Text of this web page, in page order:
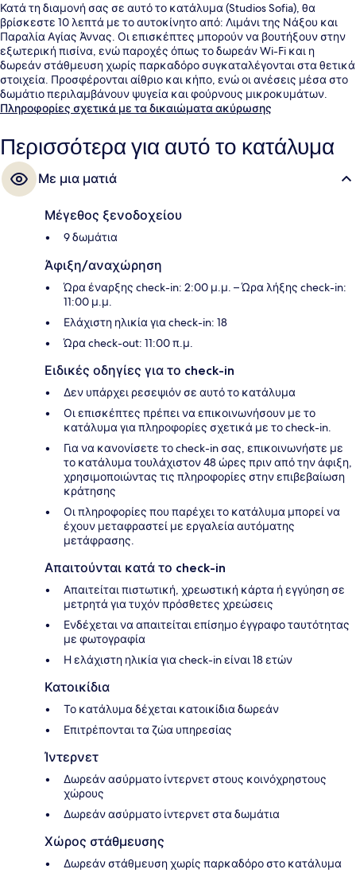
Κατά τη διαμονή σας σε αυτό το κατάλυμα (Studios Sofia), θα
βρίσκεστε 10 λεπτά με το αυτοκίνητο από: Λιμάνι της Νάξου και
Παραλία Αγίας Άννας. Οι επισκέπτες μπορούν να βουτήξουν στην
εξωτερική πισίνα, ενώ παροχές όπως το δωρεάν Wi-Fi και η
δωρεάν στάθμευση χωρίς παρκαδόρο συγκαταλέγονται στα θετικά
στοιχεία. Προσφέρονται αίθριο και κήπο, ενώ οι ανέσεις μέσα στο
δωμάτιο περιλαμβάνουν ψυγεία και φούρνους μικροκυμάτων.
Πληροφορίες σχετικά με τα δικαιώματα ακύρωσης
Περισσότερα για αυτό το κατάλυμα
Με μια ματιά
Μέγεθος ξενοδοχείου
9 δωμάτια
Άφιξη/αναχώρηση
Ώρα έναρξης check-in: 2:00 μ.μ. – Ώρα λήξης check-in:
11:00 μ.μ.
Ελάχιστη ηλικία για check-in: 18
Ώρα check-out: 11:00 π.μ.
Ειδικές οδηγίες για το check-in
Δεν υπάρχει ρεσεψιόν σε αυτό το κατάλυμα
Οι επισκέπτες πρέπει να επικοινωνήσουν με το
κατάλυμα για πληροφορίες σχετικά με το check-in.
Για να κανονίσετε το check-in σας, επικοινωνήστε με
το κατάλυμα τουλάχιστον 48 ώρες πριν από την άφιξη,
χρησιμοποιώντας τις πληροφορίες στην επιβεβαίωση
κράτησης
Οι πληροφορίες που παρέχει το κατάλυμα μπορεί να
έχουν μεταφραστεί με εργαλεία αυτόματης
μετάφρασης.
Απαιτούνται κατά το check-in
Απαιτείται πιστωτική, χρεωστική κάρτα ή εγγύηση σε
μετρητά για τυχόν πρόσθετες χρεώσεις
Ενδέχεται να απαιτείται επίσημο έγγραφο ταυτότητας
με φωτογραφία
Η ελάχιστη ηλικία για check-in είναι 18 ετών
Κατοικίδια
Το κατάλυμα δέχεται κατοικίδια δωρεάν
Επιτρέπονται τα ζώα υπηρεσίας
Ίντερνετ
Δωρεάν ασύρματο ίντερνετ στους κοινόχρηστους
χώρους
Δωρεάν ασύρματο ίντερνετ στα δωμάτια
Χώρος στάθμευσης
Δωρεάν στάθμευση χωρίς παρκαδόρο στο κατάλυμα